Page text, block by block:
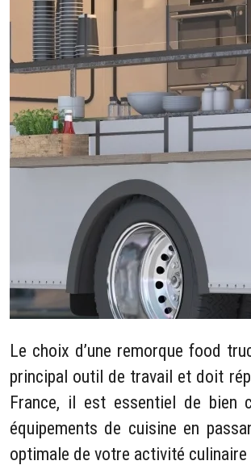
Le choix d’une remorque food
principal outil de travail et doit
France, il est essentiel de bien
équipements de cuisine en
optimale de votre activité